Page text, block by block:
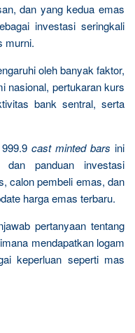
dan yang kedua emas
investasi seringkali
murni.
oleh banyak faktor,
nasional, pertukaran kurs
bank sentral, serta
cast minted barsini
dan panduan investasi
calon pembeli emas, dan
harga emas terbaru.
pertanyaan tentang
mendapatkan logam
keperluan seperti mas